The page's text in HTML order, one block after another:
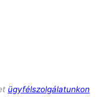
ügyfélszolgálatunkon